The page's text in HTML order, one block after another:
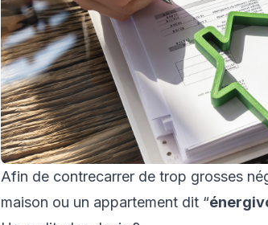
Afin de contrecarrer de trop grosses
maison ou un appartement dit “